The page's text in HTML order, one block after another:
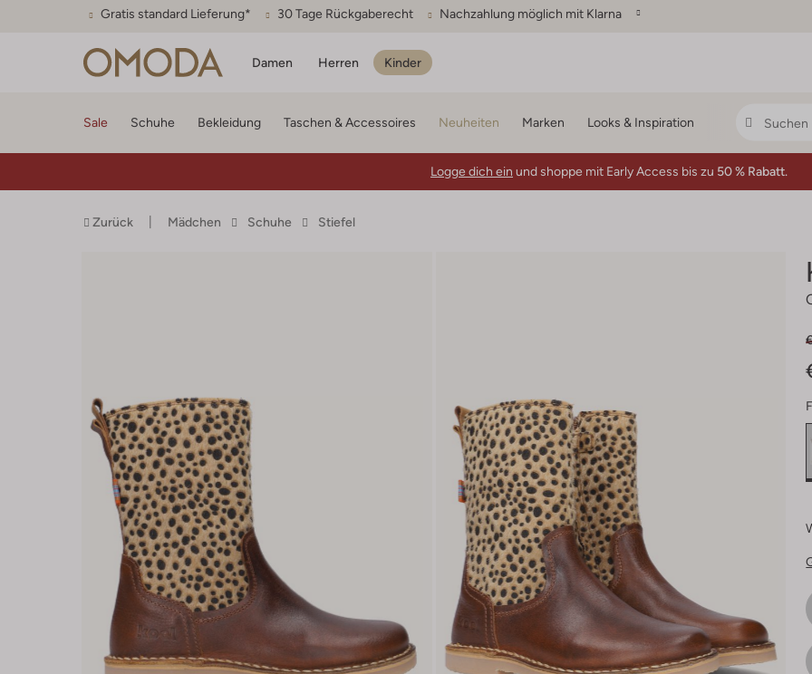
Gratis standard Lieferung* 30 Tage Rückgaberecht Nachzahlung möglich mit Klarna
Damen Herren Kinder
Sale Schuhe Bekleidung Taschen & Accessoires Neuheiten Marken Looks & Inspiration
Logge dich ein und shoppe mit Early Access bis zu 50 % Rabatt.
Zurück Mädchen Schuhe Stiefel